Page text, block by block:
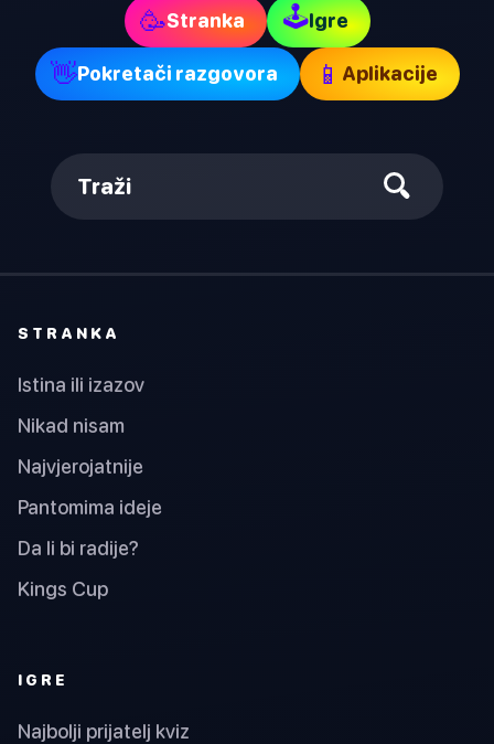
🥳Stranka 🕹Igre
👋Pokretači razgovora 📱 Aplikacije
Traži
STRANKA
Istina ili izazov
Nikad nisam
Najvjerojatnije
Pantomima ideje
Da li bi radije?
Kings Cup
IGRE
Najbolji prijatelj kviz